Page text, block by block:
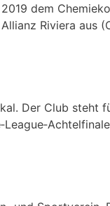
dem
Riviera aus
Der Club steht